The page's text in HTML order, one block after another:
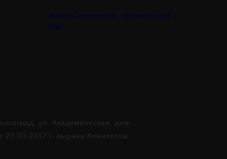
Доктор Саромыцкая - официальный
сайт
ул. Академическая, дом
23.03.2017 г. выдана Комитетом